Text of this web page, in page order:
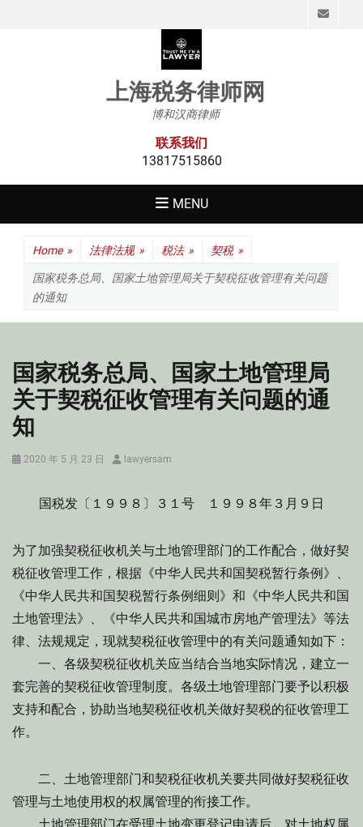
上海税务律师网
博和汉商律师
联系我们
13817515860
MENU
Home » 法律法规 » 税法 » 契税 »
国家税务总局、国家土地管理局关于契税征收管理有关问题
的通知
国家税务总局、国家土地管理局
关于契税征收管理有关问题的通
知
Posted
2020 年 5 月 23 日 Authorlawyersam
国税发〔１９９８〕３１号 １９９８年３月９日
为了加强契税征收机关与土地管理部门的工作配合，做好契
税征收管理工作，根据《中华人民共和国契税暂行条例》、
《中华人民共和国契税暂行条例细则》和《中华人民共和国
土地管理法》、《中华人民共和国城市房地产管理法》等法
律、法规规定，现就契税征收管理中的有关问题通知如下：
一、各级契税征收机关应当结合当地实际情况，建立一
套完善的契税征收管理制度。各级土地管理部门要予以积极
支持和配合，协助当地契税征收机关做好契税的征收管理工
作。
二、土地管理部门和契税征收机关要共同做好契税征收
管理与土地使用权的权属管理的衔接工作。